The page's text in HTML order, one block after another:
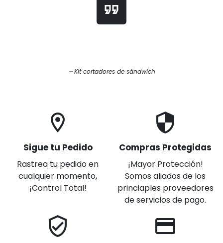
format_quote
Kit cortadores de sándwich
location_on
Sigue tu Pedido
Rastrea tu pedido en
cualquier momento,
¡Control Total!
security
Compras Protegidas
¡Mayor Protección!
Somos aliados de los
princiaples proveedores
de servicios de pago.
verified_user credit_card